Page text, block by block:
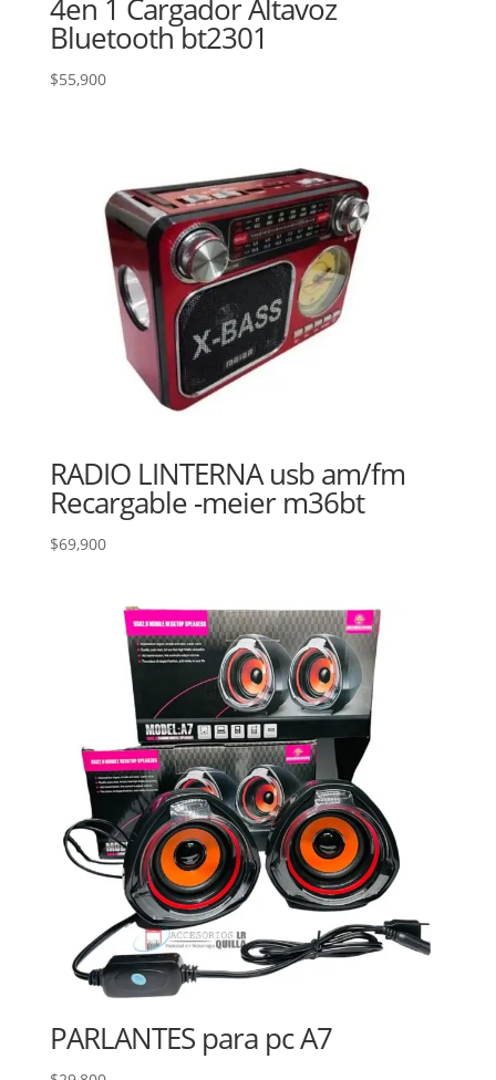
4en 1 Cargador Altavoz
Bluetooth bt2301
$55,900
RADIO LINTERNA usb am/fm
Recargable -meier m36bt
$69,900
PARLANTES para pc A7